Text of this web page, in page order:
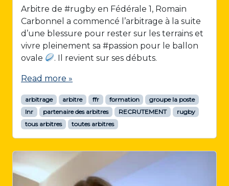
Arbitre de #rugby en Fédérale 1, Romain
Carbonnel a commencé l’arbitrage à la suite
d’une blessure pour rester sur les terrains et
vivre pleinement sa #passion pour le ballon
ovale
. Il revient sur ses débuts.
Read more »
arbitrage arbitre ffr formation
groupe la poste
lnr
partenaire des arbitres RECRUTEMENT
rugby
tous arbitres
toutes arbitres